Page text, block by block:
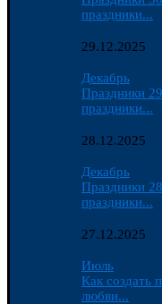
праздники...
29.12.2025
Декабрь
Праздники
праздники...
28.12.2025
Декабрь
Праздники
праздники...
27.12.2025
Июль
Как создать
любви...